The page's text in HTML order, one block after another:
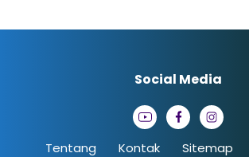
Tentang Kontak Sitemap
Social Media